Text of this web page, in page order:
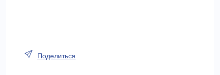
Поделиться